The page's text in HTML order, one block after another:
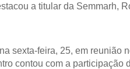
a titular da Semmarh,
sexta-feira, 25, em reunião
contou com a